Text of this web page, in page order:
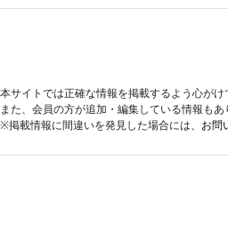
本サイトでは正確な情報を掲載するよう心が
また、会員の方が追加・編集している情報も
※掲載情報に間違いを発見した場合には、 お問